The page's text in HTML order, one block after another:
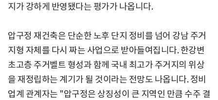
지가 강하게 반영됐다는 평가가 나옵니다.
압구정 재건축은 단순한 노후 단지 정비를 넘어 강남 주거
지형 자체를 다시 짜는 사업으로 받아들여집니다. 한강변
초고층 주거벨트 형성과 함께 국내 최고가 주거지의 위상
을 재정립하는 계기가 될 것이라는 전망도 나옵니다. 정비
업계 관계자는 "압구정은 상징성이 큰 지역인 만큼 수주 결